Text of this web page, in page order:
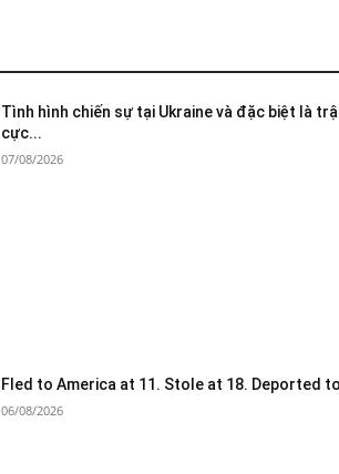
Tình hình chiến sự tại Ukraine và đặc biệt là
cực...
07/08/2026
Fled to America at 11. Stole at 18. Deported
06/08/2026